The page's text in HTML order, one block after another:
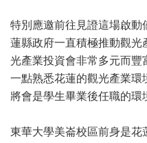
特別應邀前往見證這場啟
蓮縣政府一直積極推動觀光
光產業投資會非常多元而
一點熟悉花蓮的觀光產業
將會是學生畢業後任職的環
東華大學美崙校區前身是花